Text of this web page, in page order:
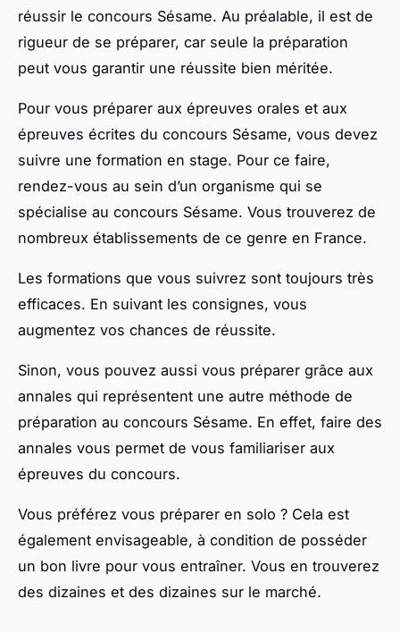
réussir le concours Sésame. Au préalable, il est de
rigueur de se préparer, car seule la préparation
peut vous garantir une réussite bien méritée.
Pour vous préparer aux épreuves orales et aux
épreuves écrites du concours Sésame, vous devez
suivre une formation en stage. Pour ce faire,
rendez-vous au sein d’un organisme qui se
spécialise au concours Sésame. Vous trouverez de
nombreux établissements de ce genre en France.
Les formations que vous suivrez sont toujours très
efficaces. En suivant les consignes, vous
augmentez vos chances de réussite.
Sinon, vous pouvez aussi vous préparer grâce aux
annales qui représentent une autre méthode de
préparation au concours Sésame. En effet, faire des
annales vous permet de vous familiariser aux
épreuves du concours.
Vous préférez vous préparer en solo ? Cela est
également envisageable, à condition de posséder
un bon livre pour vous entraîner. Vous en trouverez
des dizaines et des dizaines sur le marché.